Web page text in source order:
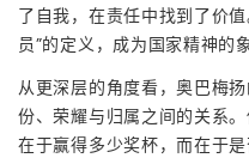
了自我，在责任中找到了价
员”的定义，成为国家精神的
从更深层的角度看，奥巴梅
份、荣耀与归属之间的关系
在于赢得多少奖杯，而在于